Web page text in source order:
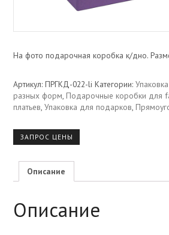
На фото подарочная коробка к/дно.
Артикул: ПРГКД-022-li Категории:
разных форм, Подарочные коробки для
платьев, Упаковка для подарков,
ЗАПРОС ЦЕНЫ
Описание
Описание